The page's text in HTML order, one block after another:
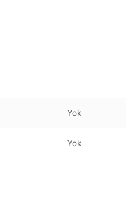
Yok
Yok